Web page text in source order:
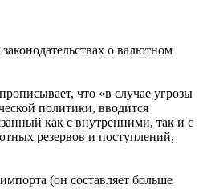
о валютном
что «в случае угрозы
политики, вводится
как с внутренними, так и с
резервов и поступлений,
(он составляет больше